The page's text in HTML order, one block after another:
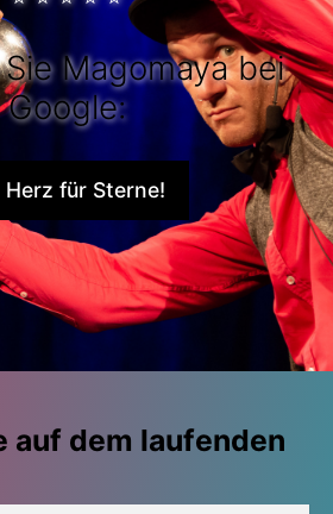
Magomaya bei
Google:
Herz für Sterne!
auf dem laufenden